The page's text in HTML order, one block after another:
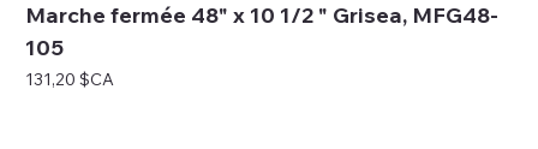
Marche fermée 48" x 10 1/2 " Grisea, MFG48-
105
Prix
131,20 $CA